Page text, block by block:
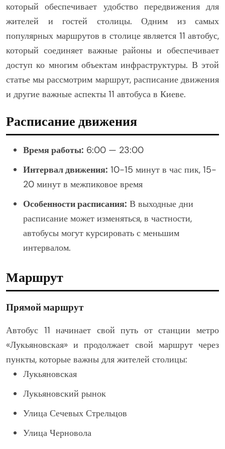
который обеспечивает удобство передвижения для
жителей и гостей столицы. Одним из самых
популярных маршрутов в столице является 11 автобус,
который соединяет важные районы и обеспечивает
доступ ко многим объектам инфраструктуры. В этой
статье мы рассмотрим маршрут, расписание движения
и другие важные аспекты 11 автобуса в Киеве.
Расписание движения
Время работы: 6:00 — 23:00
Интервал движения: 10-15 минут в час пик, 15-
20 минут в межпиковое время
Особенности расписания: В выходные дни
расписание может изменяться, в частности,
автобусы могут курсировать с меньшим
интервалом.
Маршрут
Прямой маршрут
Автобус 11 начинает свой путь от станции метро
«Лукьяновская» и продолжает свой маршрут через
пункты, которые важны для жителей столицы:
Лукьяновская
Лукьяновский рынок
Улица Сечевых Стрельцов
Улица Черновола